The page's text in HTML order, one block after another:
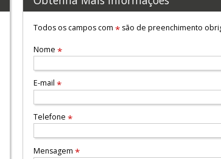
Todos os campos com* são de preenchimento
Nome*
E-mail*
Telefone*
Mensagem*